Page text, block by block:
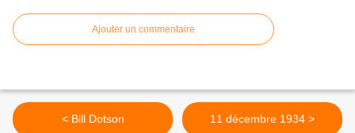
Ajouter un commentaire
< Bill Dotson 11 décembre 1934 >